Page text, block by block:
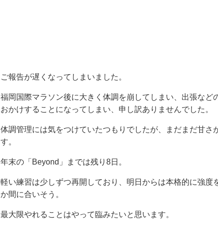
ご報告が遅くなってしまいました。
福岡国際マラソン後に大きく体調を崩してしまい、出張など
おかけすることになってしまい、申し訳ありませんでした。
体調管理には気をつけていたつもりでしたが、まだまだ甘さ
す。
年末の「Beyond」までは残り8日。
軽い練習は少しずつ再開しており、明日からは本格的に強度
か間に合いそう。
最大限やれることはやって臨みたいと思います。